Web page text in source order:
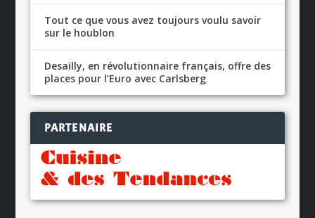
Tout ce que vous avez toujours voulu savoir
sur le houblon
Desailly, en révolutionnaire français, offre des
places pour l’Euro avec Carlsberg
PARTENAIRE